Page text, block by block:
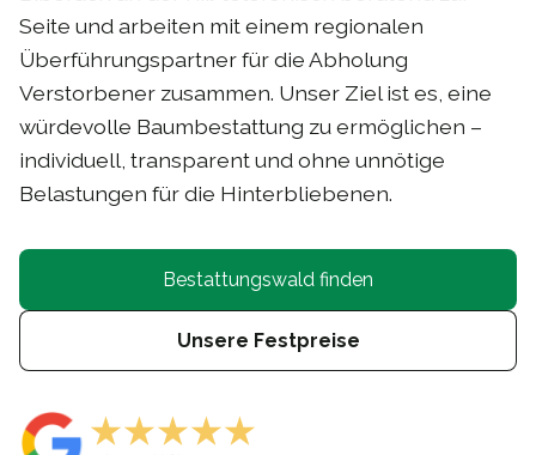
Seite und arbeiten mit einem regionalen
Überführungspartner für die Abholung
Verstorbener zusammen. Unser Ziel ist es, eine
würdevolle Baumbestattung zu ermöglichen –
individuell, transparent und ohne unnötige
Belastungen für die Hinterbliebenen.
Bestattungswald finden
Unsere Festpreise